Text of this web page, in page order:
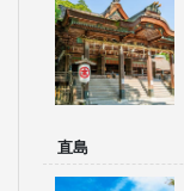
直島